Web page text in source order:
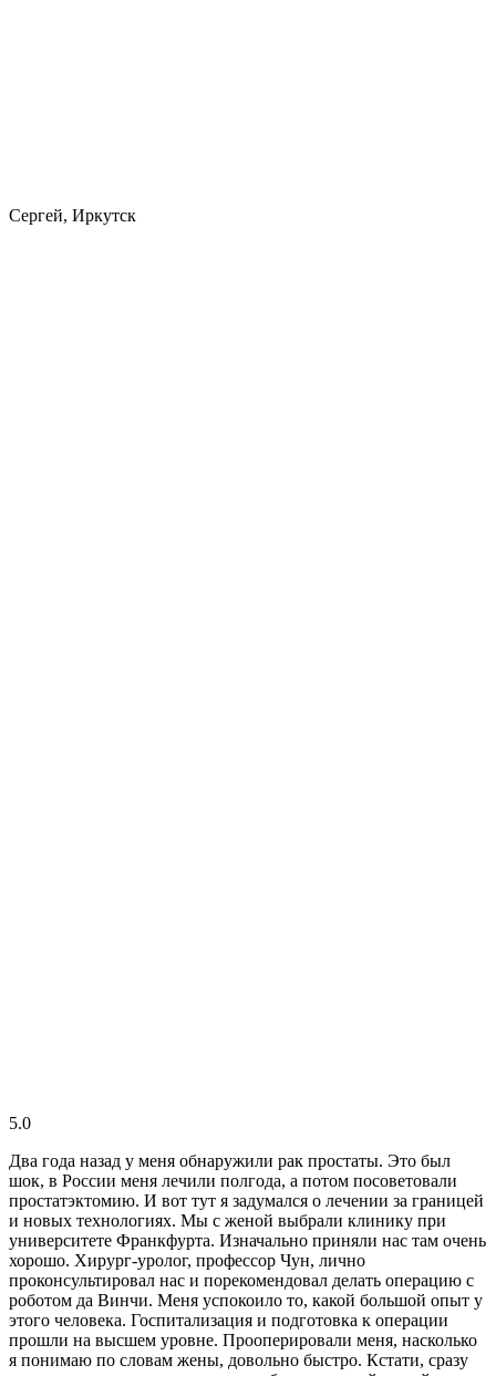
Сергей, Иркутск
5.0
Два года назад у меня обнаружили рак простаты. Это был
шок, в России меня лечили полгода, а потом посоветовали
простатэктомию. И вот тут я задумался о лечении за границей
и новых технологиях. Мы с женой выбрали клинику при
университете Франкфурта. Изначально приняли нас там очень
хорошо. Хирург-уролог, профессор Чун, лично
проконсультировал нас и порекомендовал делать операцию с
роботом да Винчи. Меня успокоило то, какой большой опыт у
этого человека. Госпитализация и подготовка к операции
прошли на высшем уровне. Прооперировали меня, насколько
я понимаю по словам жены, довольно быстро. Кстати, сразу